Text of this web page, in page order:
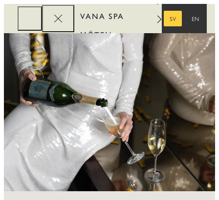
VANA SPA
MÖTEN
FÖRETAG
REWARDS
SV
EN